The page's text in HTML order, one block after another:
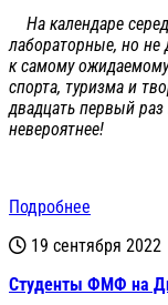
На календаре
лабораторные, но не
к самому
спорта, туризма и
двадцать первый
невероятнее!
Подробнее
19 сентября 2022
Студенты ФМФ на